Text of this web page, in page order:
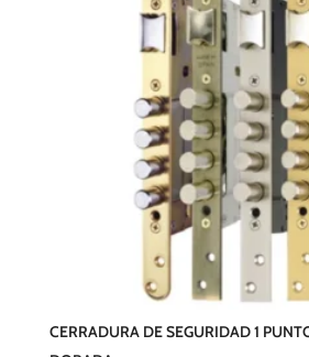
CERRADURA DE SEGURIDAD 1